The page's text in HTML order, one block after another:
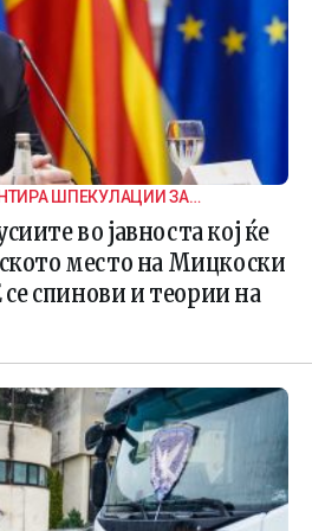
ШПЕКУЛАЦИИ ЗА
во јавноста кој ќе
место на Мицкоски
спинови и теории на